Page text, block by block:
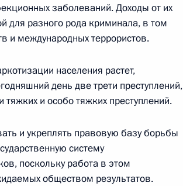
дел Рашидом
Яапом де
заболеваний. Доходы от их
для разного рода криминала, в том
и международных террористов.
населения растет,
день две трети преступлений,
тяжких и особо тяжких преступлений.
и укреплять правовую базу борьбы
систему
поскольку работа в этом
обществом результатов.